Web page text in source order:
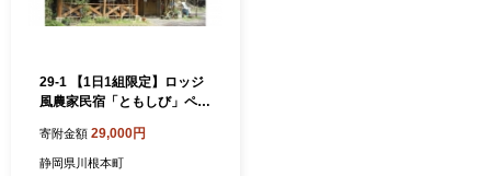
29-1 【1日1組限定】ロッジ
風農家民宿「ともしび」ペア
寄附金額 29,000円
静岡県川根本町